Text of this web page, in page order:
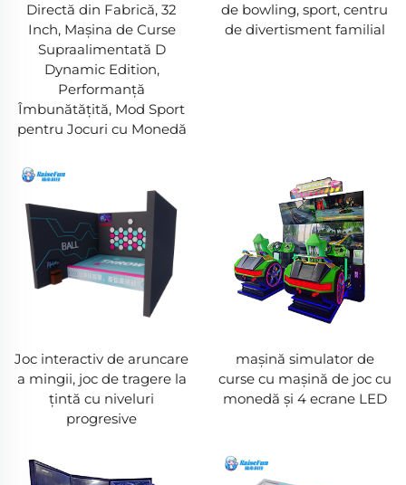
Directă din Fabrică, 32
Inch, Mașina de Curse
Supraalimentată D
Dynamic Edition,
Performanță
Îmbunătățită, Mod Sport
pentru Jocuri cu Monedă
de bowling, sport, centru
de divertisment familial
Joc interactiv de aruncare
a mingii, joc de tragere la
țintă cu niveluri
progresive
mașină simulator de
curse cu mașină de joc cu
monedă și 4 ecrane LED